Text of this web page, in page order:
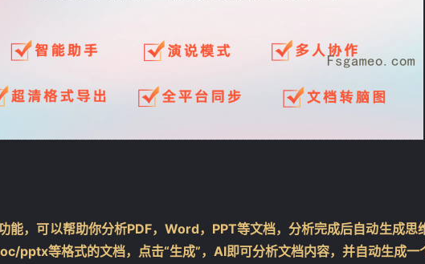
能，可以帮助你分析PDF，Word，PPT等文档，分析完成后自动生成思
pptx等格式的文档，点击“生成”，AI即可分析文档内容，并自动生成一